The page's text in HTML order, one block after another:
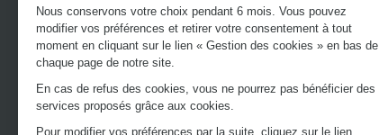
Nous conservons votre choix pendant 6 mois. Vous pouvez
modifier vos préférences et retirer votre consentement à tout
moment en cliquant sur le lien « Gestion des cookies » en bas de
chaque page de notre site.
En cas de refus des cookies, vous ne pourrez pas bénéficier des
services proposés grâce aux cookies.
Pour modifier vos préférences par la suite, cliquez sur le lien
Nos autres sites :VOTRE BOUTIQUE EN LIGNE